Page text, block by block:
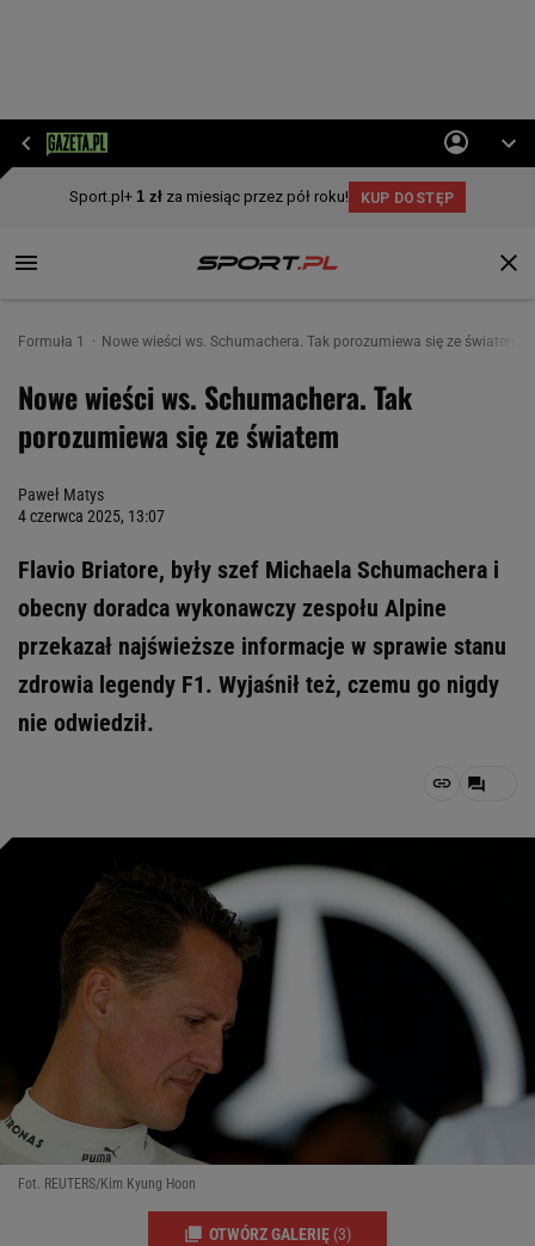
Formuła 1 Nowe wieści ws. Schumachera. Tak porozumiewa się ze światem
Nowe wieści ws. Schumachera. Tak
porozumiewa się ze światem
Paweł Matys
4 czerwca 2025, 13:07
Flavio Briatore, były szef Michaela Schumachera i
obecny doradca wykonawczy zespołu Alpine
przekazał najświeższe informacje w sprawie stanu
zdrowia legendy F1. Wyjaśnił też, czemu go nigdy
nie odwiedził.
Fot. REUTERS/Kim Kyung Hoon
OTWÓRZ GALERIĘ (3)